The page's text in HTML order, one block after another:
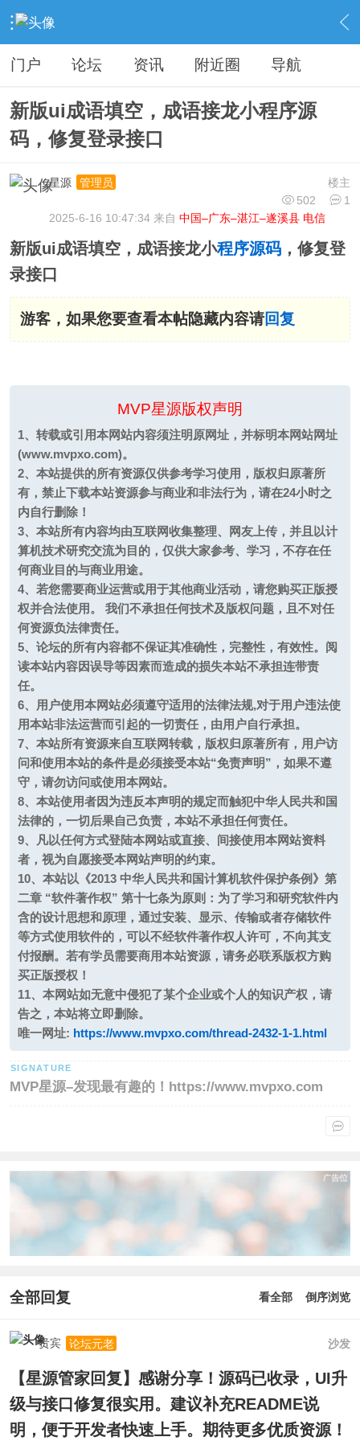
› 分类信息 › 源码模板 › 内容
门户 论坛 资讯 附近圈 导航
新版ui成语填空，成语接龙小程序源
码，修复登录接口
楼主
星源
管理员
502
1
2025-6-16 10:47:34 来自 中国–广东–湛江–遂溪县 电信
新版ui成语填空，成语接龙小程序源码，修复登
录接口
游客，如果您要查看本帖隐藏内容请回复
MVP星源版权声明
1、转载或引用本网站内容须注明原网址，并标明本网站网址
(www.mvpxo.com)。
2、本站提供的所有资源仅供参考学习使用，版权归原著所
有，禁止下载本站资源参与商业和非法行为，请在24小时之
内自行删除！
3、本站所有内容均由互联网收集整理、网友上传，并且以计
算机技术研究交流为目的，仅供大家参考、学习，不存在任
何商业目的与商业用途。
4、若您需要商业运营或用于其他商业活动，请您购买正版授
权并合法使用。 我们不承担任何技术及版权问题，且不对任
何资源负法律责任。
5、论坛的所有内容都不保证其准确性，完整性，有效性。阅
读本站内容因误导等因素而造成的损失本站不承担连带责
任。
6、用户使用本网站必须遵守适用的法律法规,对于用户违法使
用本站非法运营而引起的一切责任，由用户自行承担。
7、本站所有资源来自互联网转载，版权归原著所有，用户访
问和使用本站的条件是必须接受本站“免责声明”，如果不遵
守，请勿访问或使用本网站。
8、本站使用者因为违反本声明的规定而触犯中华人民共和国
法律的，一切后果自己负责，本站不承担任何责任。
9、凡以任何方式登陆本网站或直接、间接使用本网站资料
者，视为自愿接受本网站声明的约束。
10、本站以《2013 中华人民共和国计算机软件保护条例》第
二章 “软件著作权” 第十七条为原则：为了学习和研究软件内
含的设计思想和原理，通过安装、显示、传输或者存储软件
等方式使用软件的，可以不经软件著作权人许可，不向其支
付报酬。若有学员需要商用本站资源，请务必联系版权方购
买正版授权！
11、本网站如无意中侵犯了某个企业或个人的知识产权，请
告之，本站将立即删除。
唯一网址: https://www.mvpxo.com/thread-2432-1-1.html
MVP星源–发现最有趣的！https://www.mvpxo.com
全部回复 看全部 倒序浏览
沙发
贵宾 论坛元老
【星源管家回复】感谢分享！源码已收录，UI升
级与接口修复很实用。建议补充README说
明，便于开发者快速上手。期待更多优质资源！